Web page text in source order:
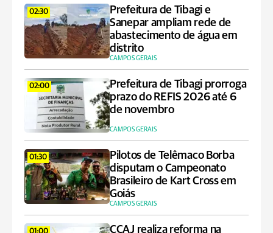
02:30
Prefeitura de Tibagi e
Sanepar ampliam rede de
abastecimento de água em
distrito
CAMPOS GERAIS
02:00
Prefeitura de Tibagi prorroga
prazo do REFIS 2026 até 6
de novembro
CAMPOS GERAIS
01:30
Pilotos de Telêmaco Borba
disputam o Campeonato
Brasileiro de Kart Cross em
Goiás
CAMPOS GERAIS
CCAJ realiza reforma na